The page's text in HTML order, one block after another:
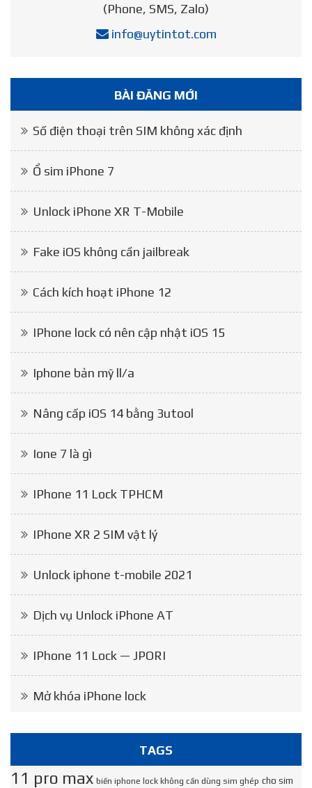
(Phone, SMS, Zalo)
info@uytintot.com
BÀI ĐĂNG MỚI
Số điện thoại trên SIM không xác định
Ổ sim iPhone 7
Unlock iPhone XR T-Mobile
Fake iOS không cần jailbreak
Cách kích hoạt iPhone 12
IPhone lock có nên cập nhật iOS 15
Iphone bản mỹ ll/a
Nâng cấp iOS 14 bằng 3utool
Ione 7 là gì
IPhone 11 Lock TPHCM
IPhone XR 2 SIM vật lý
Unlock iphone t-mobile 2021
Dịch vụ Unlock iPhone AT
IPhone 11 Lock — JPORI
Mở khóa iPhone lock
TAGS
11 pro max biến iphone lock không cần dùng sim ghép cho sim